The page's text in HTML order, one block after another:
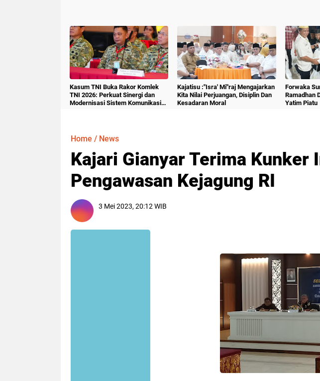
Kasum TNI Buka Rakor Komlek
TNI 2026: Perkuat Sinergi dan
Modernisasi Sistem Komunikasi
Kajatisu :"Isra' Mi"raj Mengajarkan
Kita Nilai Perjuangan, Disiplin Dan
Kesadaran Moral
Forwaka
Ramadhan
Yatim Piatu
Home / News
Kajari Gianyar Terima Kunker
Pengawasan Kejagung RI
3 Mei 2023, 20:12 WIB